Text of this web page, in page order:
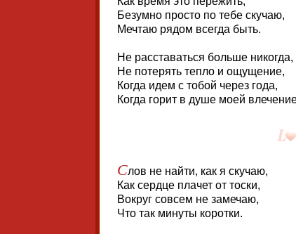
Безумно просто по тебе скучаю,
Мечтаю рядом всегда быть.
Не расставаться больше никогда,
Не потерять тепло и ощущение,
Когда идем с тобой через года,
Когда горит в душе моей
Слов не найти, как я скучаю,
Как сердце плачет от тоски,
Вокруг совсем не замечаю,
Что так минуты коротки.